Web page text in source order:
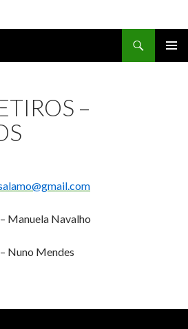
–
Manuela Navalho
Nuno Mendes